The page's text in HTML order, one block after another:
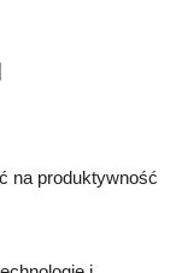
na produktywność